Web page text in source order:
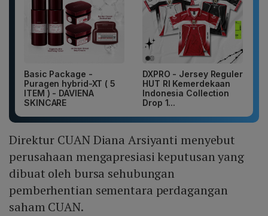
Basic Package -
Puragen hybrid-XT ( 5
ITEM ) - DAVIENA
SKINCARE
DXPRO - Jersey Reguler
HUT RI Kemerdekaan
Indonesia Collection
Drop 1...
Direktur CUAN Diana Arsiyanti menyebut
perusahaan mengapresiasi keputusan yang
dibuat oleh bursa sehubungan
pemberhentian sementara perdagangan
saham CUAN.